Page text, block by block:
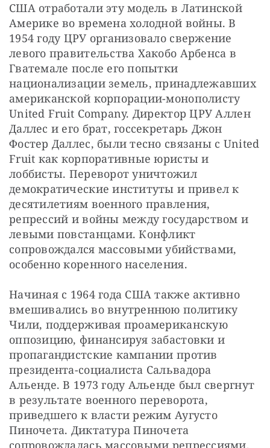
США отработали эту модель в Латинской
Америке во времена холодной войны. В
1954 году ЦРУ организовало свержение
левого правительства Хакобо Арбенса в
Гватемале после его попытки
национализации земель, принадлежавших
американской корпорации-монополисту
United Fruit Company. Директор ЦРУ Аллен
Даллес и его брат, госсекретарь Джон
Фостер Даллес, были тесно связаны с United
Fruit как корпоративные юристы и
лоббисты. Переворот уничтожил
демократические институты и привел к
десятилетиям военного правления,
репрессий и войны между государством и
левыми повстанцами. Конфликт
сопровождался массовыми убийствами,
особенно коренного населения.
Начиная с 1964 года США также активно
вмешивались во внутреннюю политику
Чили, поддерживая проамериканскую
оппозицию, финансируя забастовки и
пропагандистские кампании против
президента-социалиста Сальвадора
Альенде. В 1973 году Альенде был свергнут
в результате военного переворота,
приведшего к власти режим Аугусто
Пиночета. Диктатура Пиночета